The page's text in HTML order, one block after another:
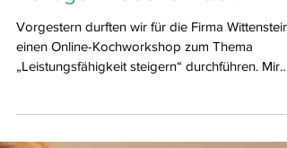
richtigen Lebensmittel?
„Leistungsfähigkeit steigern“ durchführen. Mir
war wichtig, Ernährung nicht theoretisch zu